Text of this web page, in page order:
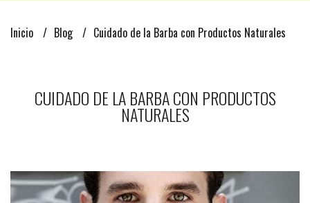
Inicio Blog Cuidado de la Barba con Productos Naturales
CUIDADO DE LA BARBA CON PRODUCTOS
NATURALES